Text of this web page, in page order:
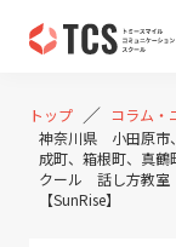
トップ ／ コラム・
神奈川県 小田原市
成町、箱根町、真
クール 話し方教
【SunRise】